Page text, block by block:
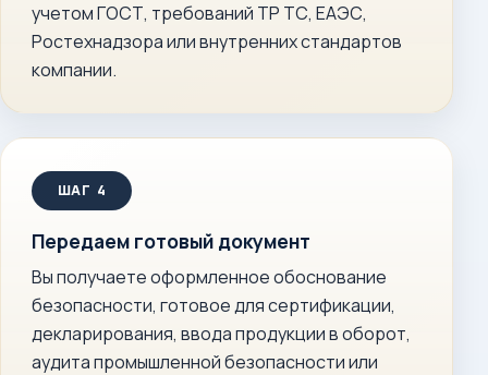
учетом ГОСТ, требований ТР ТС, ЕАЭС,
Ростехнадзора или внутренних стандартов
компании.
Передаем готовый документ
Вы получаете оформленное обоснование
безопасности, готовое для сертификации,
декларирования, ввода продукции в оборот,
аудита промышленной безопасности или